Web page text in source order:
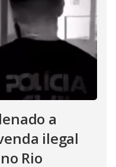
a
ilegal
Rio